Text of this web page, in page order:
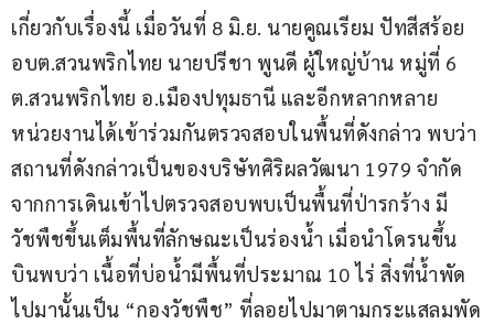
เกี่ยวกับเรื่องนี้ เมื่อวันที่ 8 มิ.ย. นายคูณเรียม ปัทสีสร้อย
อบต.สวนพริกไทย นายปรีชา พูนดี ผู้ใหญ่บ้าน หมู่ที่ 6
ต.สวนพริกไทย อ.เมืองปทุมธานี และอีกหลากหลาย
หน่วยงานได้เข้าร่วมกันตรวจสอบในพื้นที่ดังกล่าว พบว่า
สถานที่ดังกล่าวเป็นของบริษัทศิริผลวัฒนา 1979 จำกัด
จากการเดินเข้าไปตรวจสอบพบเป็นพื้นที่ป่ารกร้าง มี
วัชพืชขึ้นเต็มพื้นที่ลักษณะเป็นร่องน้ำ เมื่อนำโดรนขึ้น
บินพบว่า เนื้อที่บ่อน้ำมีพื้นที่ประมาณ 10 ไร่ สิ่งที่น้ำพัด
ไปมานั้นเป็น “กองวัชพืช” ที่ลอยไปมาตามกระแสลมพัด